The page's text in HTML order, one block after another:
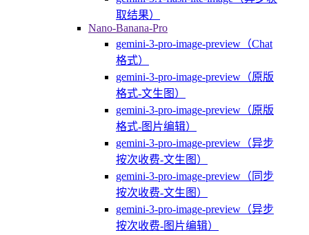
取结果）
Nano-Banana-Pro
gemini-3-pro-image-preview（Chat
格式）
gemini-3-pro-image-preview（原版
格式-文生图）
gemini-3-pro-image-preview（原版
格式-图片编辑）
gemini-3-pro-image-preview（异步
按次收费-文生图）
gemini-3-pro-image-preview（同步
按次收费-文生图）
gemini-3-pro-image-preview（异步
按次收费-图片编辑）